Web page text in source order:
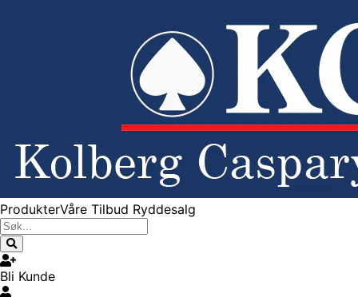
ProdukterVåre Tilbud Ryddesalg
Bli Kunde